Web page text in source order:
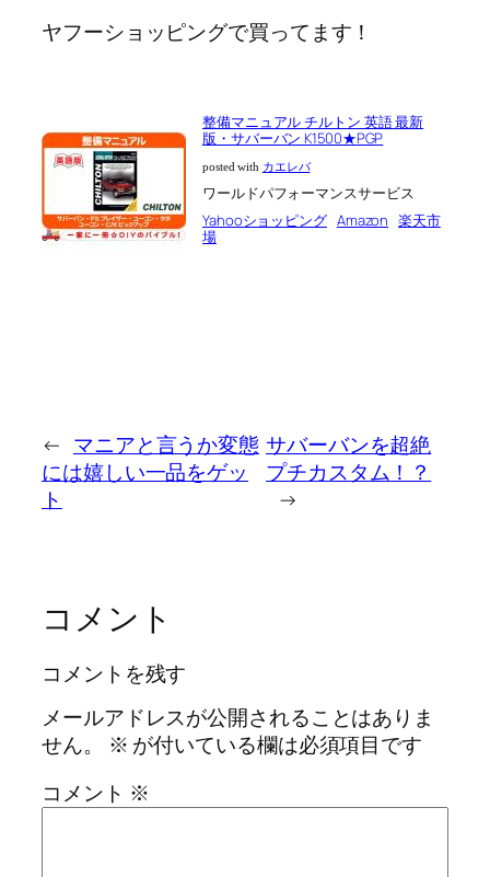
ヤフーショッピングで買ってます！
整備マニュアル チルトン 英語 最新
版・サバーバン K1500★PGP
posted with カエレバ
ワールドパフォーマンスサービス
Yahooショッピング Amazon 楽天市
場
← マニアと言うか変態
には嬉しい一品をゲッ
ト
サバーバンを超絶
プチカスタム！？
→
コメント
コメントを残す
メールアドレスが公開されることはありま
せん。
※ が付いている欄は必須項目です
コメント ※